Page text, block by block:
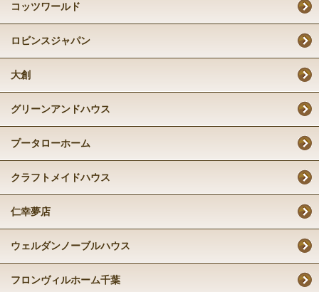
コッツワールド
ロビンスジャパン
大創
グリーンアンドハウス
プータローホーム
クラフトメイドハウス
仁幸夢店
ウェルダンノーブルハウス
フロンヴィルホーム千葉